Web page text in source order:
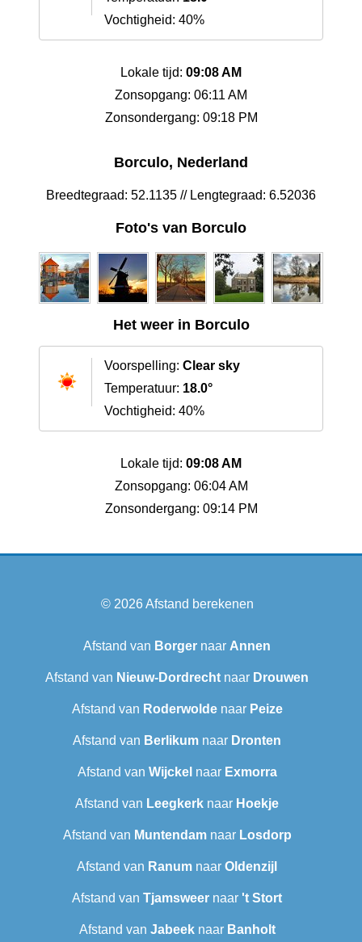
Vochtigheid: 40%
Lokale tijd: 09:08 AM
Zonsopgang: 06:11 AM
Zonsondergang: 09:18 PM
Borculo, Nederland
Breedtegraad: 52.1135 // Lengtegraad: 6.52036
Foto's van Borculo
Het weer in Borculo
Voorspelling: Clear sky
Temperatuur: 18.0°
Vochtigheid: 40%
Lokale tijd: 09:08 AM
Zonsopgang: 06:04 AM
Zonsondergang: 09:14 PM
© 2026Afstand berekenen
Afstand van Borger naar Annen
Afstand van Nieuw-Dordrecht naar Drouwen
Afstand van Roderwoldenaar Peize
Afstand van Berlikum naar Dronten
Afstand van Wijckel naar Exmorra
Afstand van Leegkerk naar Hoekje
Afstand van Muntendamnaar Losdorp
Afstand van Ranum naar Oldenzijl
Afstand van Tjamsweer naar 't Stort
Afstand van Jabeeknaar Banholt